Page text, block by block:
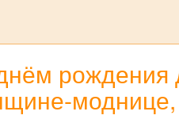
рождения
моднице,